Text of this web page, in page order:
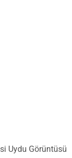
Uydu Görüntüsü